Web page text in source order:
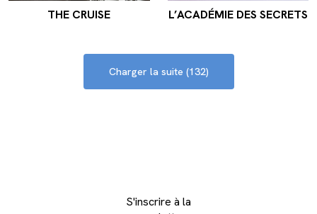
THE CRUISE L’ACADÉMIE DES SECRETS
Charger la suite (132)
S'inscrire à la